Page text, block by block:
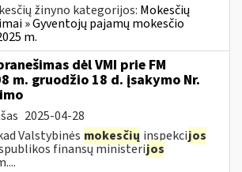
žinyno kategorijos: Mokesčių
» Gyventojų pajamų mokesčio
m.
dėl VMI prie FM
m. gruodžio 18 d. įsakymo Nr.
2025-04-28
Valstybinės mokesčių inspekcijos
finansų ministerijos